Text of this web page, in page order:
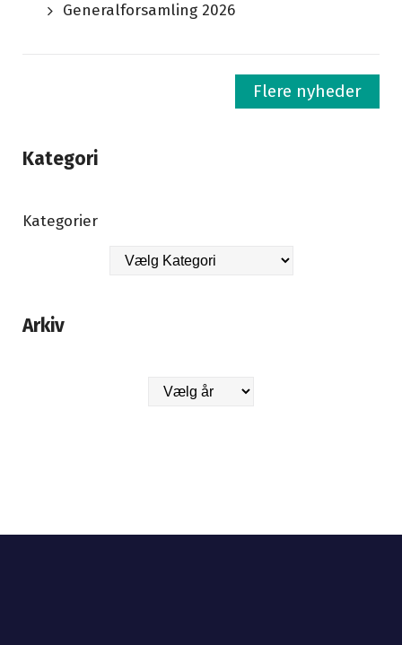
Generalforsamling 2026
Flere nyheder
Kategori
Kategorier
Arkiv